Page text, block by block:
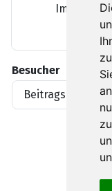
Im
Besucher
Beitragsaufrufe